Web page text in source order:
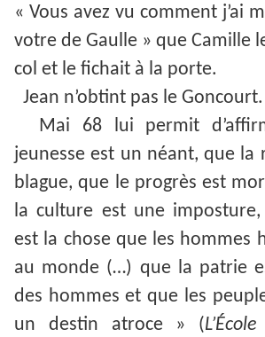
« Vous avez vu comment j’ai
votre de Gaulle » que Camille
col et le fichait à la porte.
Jean n’obtint pas le Goncourt.
Mai 68 lui permit
jeunesse est un néant, que la
blague, que le progrès est
la culture est une
est la chose que les hommes
au monde (…) que la patrie
des hommes et que les
un destin atroce » (L’É